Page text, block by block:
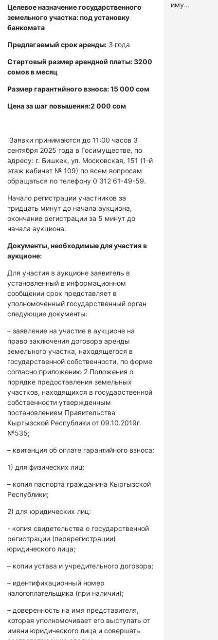
Целевое назначение государственного
земельного участка: под установку
банкомата
Предлагаемый срок аренды: 3 года
Стартовый размер арендной платы: 3200
сомов в месяц
Размер гарантийного взноса: 15 000 сом
Цена за шаг повышения:2 000 сом
Заявки принимаются до 11:00 часов 3
сентября 2025 года в Госимуществе, по
адресу: г. Бишкек, ул. Московская, 151 (1-й
этаж кабинет № 109) по всем вопросам
обращаться по телефону 0 312 61-49-59.
Начало регистрации участников за
тридцать минут до начала аукциона,
окончание регистрации за 5 минут до
начала аукциона.
Документы, необходимые для участия в
аукционе:
Для участия в аукционе заявитель в
установленный в информационном
сообщении срок представляет в
уполномоченный государственный орган
следующие документы:
– заявление на участие в аукционе на
право заключения договора аренды
земельного участка, находящегося в
государственной собственности, по форме
согласно приложению 2 Положения о
порядке предоставления земельных
участков, находящихся в государственной
собственности утвержденным
постановлением Правительства
Кыргызской Республики от 09.10.2019г.
№535;
– квитанция об оплате гарантийного взноса;
1) для физических лиц:
– копия паспорта гражданина Кыргызской
Республики;
2) для юридических лиц:
- копия свидетельства о государственной
регистрации (перерегистрации)
юридического лица;
– копии устава и учредительного договора;
– идентификационный номер
налогоплательщика (при наличии);
– доверенность на имя представителя,
которая уполномочивает его выступать от
имени юридического лица и совершать
иму...